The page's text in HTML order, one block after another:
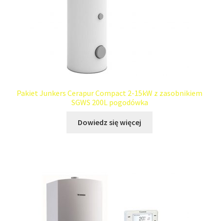
Pakiet Junkers Cerapur Compact 2-15kW z zasobnikiem
SGWS 200L pogodówka
Dowiedz się więcej